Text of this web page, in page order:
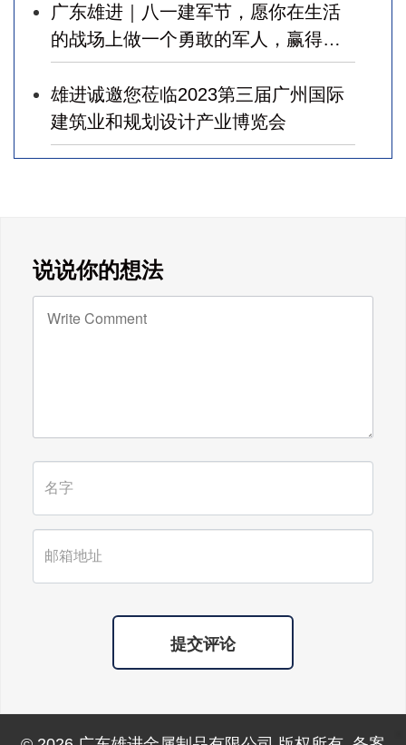
广东雄进｜八一建军节，愿你在生活
的战场上做一个勇敢的军人，赢得幸
福！
雄进诚邀您莅临2023第三届广州国际
建筑业和规划设计产业博览会
广东雄进｜教师节到了，祝节日健康
快乐!天下老师们身体健康!
说说你的想法
提交评论